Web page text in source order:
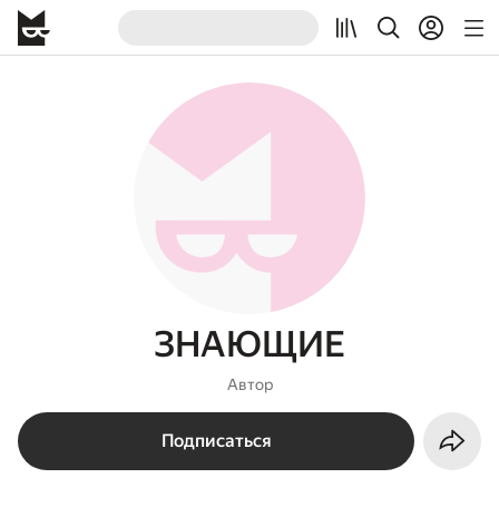
ЗНАЮЩИЕ
Автор
Подписаться